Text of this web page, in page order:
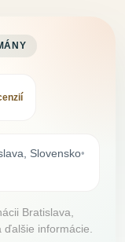
Slovensko•
Bratislava,
ďalšie informácie.